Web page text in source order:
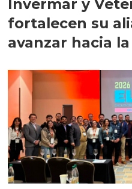
Invermar y
fortalecen su
avanzar hacia